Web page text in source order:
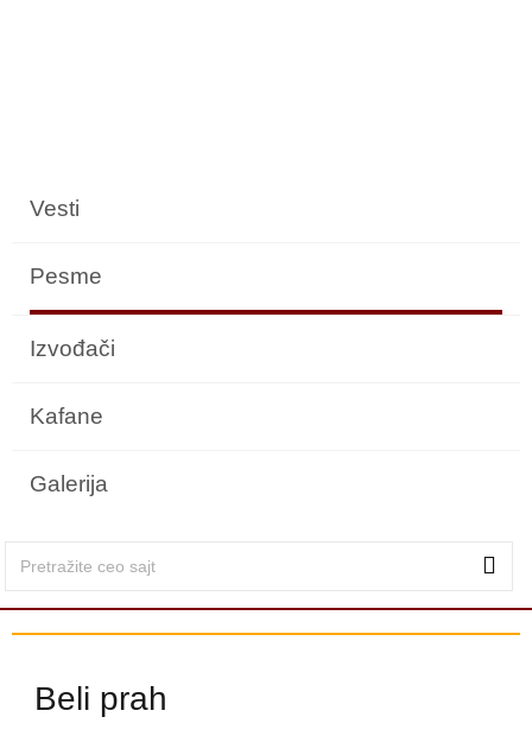
Vesti
Pesme
Izvođači
Kafane
Galerija
Beli prah